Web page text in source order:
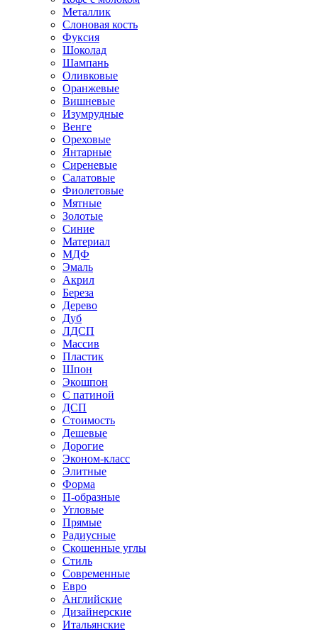
Металлик
Слоновая кость
Фуксия
Шоколад
Шампань
Оливковые
Оранжевые
Вишневые
Изумрудные
Венге
Ореховые
Янтарные
Сиреневые
Салатовые
Фиолетовые
Мятные
Золотые
Синие
Материал
МДФ
Эмаль
Акрил
Береза
Дерево
Дуб
ЛДСП
Массив
Пластик
Шпон
Экошпон
С патиной
ДСП
Стоимость
Дешевые
Дорогие
Эконом-класс
Элитные
Форма
П-образные
Угловые
Прямые
Радиусные
Скошенные углы
Стиль
Современные
Евро
Английские
Дизайнерские
Итальянские